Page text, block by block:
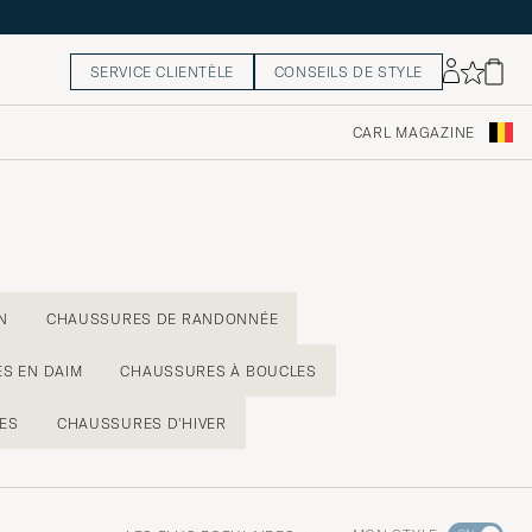
SERVICE CLIENTÈLE CONSEILS DE STYLE
CARL MAGAZINE
CHAUSSURES DE RANDONNÉE
EN DAIM CHAUSSURES À BOUCLES
CHAUSSURES D'HIVER